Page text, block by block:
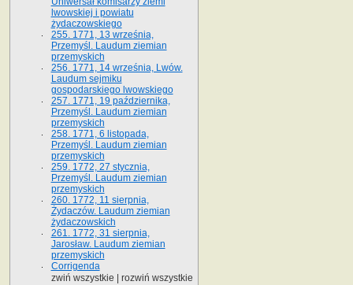
lwowskiej i powiatu
żydaczowskiego
255. 1771, 13 września,
Przemyśl. Laudum ziemian
przemyskich
256. 1771, 14 września, Lwów.
Laudum sejmiku
gospodarskiego lwowskiego
257. 1771, 19 października,
Przemyśl. Laudum ziemian
przemyskich
258. 1771, 6 listopada,
Przemyśl. Laudum ziemian
przemyskich
259. 1772, 27 stycznia,
Przemyśl. Laudum ziemian
przemyskich
260. 1772, 11 sierpnia,
Żydaczów. Laudum ziemian
żydaczowskich
261. 1772, 31 sierpnia,
Jarosław. Laudum ziemian
przemyskich
Corrigenda
zwiń wszystkie
rozwiń wszystkie